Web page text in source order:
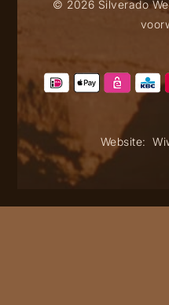
© 2026 Silverado
Website: